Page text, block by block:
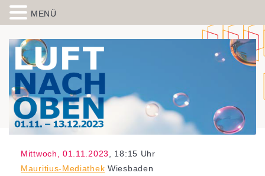
Spiegelbild – Politische Bildung
aus Wiesbaden
historisch-politische Bildungsarbeit in der Migrationsgesellschaft
Mittwoch, 01.11.2023
, 18:15 Uhr
Mauritius-Mediathek Wiesbaden
MENÜ